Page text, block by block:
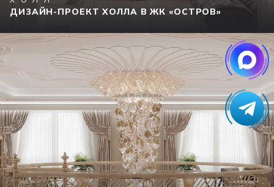
ДИЗАЙН-ПРОЕКТ ХОЛЛА В ЖК «ОСТРОВ»